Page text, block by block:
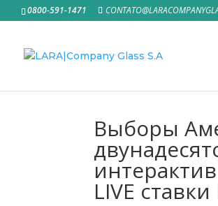
0800-591-1471
Выборы
LIVE